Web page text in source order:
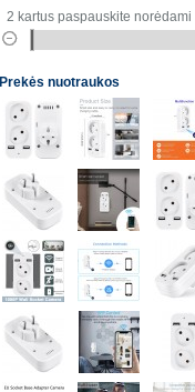
2 kartus paspauskite
Prekės nuotraukos